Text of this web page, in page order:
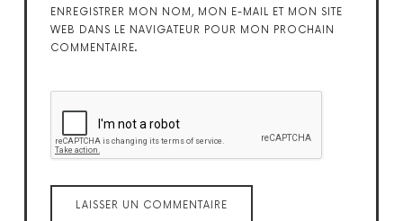
ENREGISTRER MON NOM, MON E-MAIL ET MON SITE
WEB DANS LE NAVIGATEUR POUR MON PROCHAIN
COMMENTAIRE.